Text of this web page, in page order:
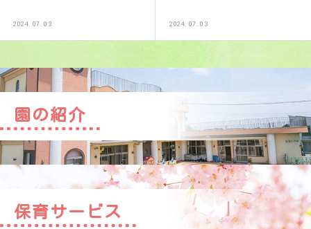
2024.07.03 2024.07.03
園の紹介
保育サービス